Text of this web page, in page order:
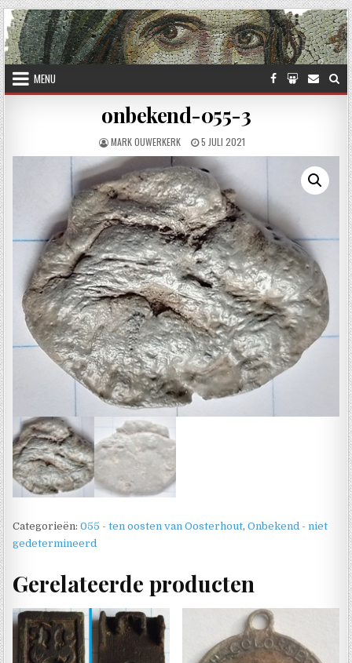
Skip to content
MENU
onbekend-055-3
AUTHOR:
MARK OUWERKERK PUBLISHED DATE:
5 JULI 2021
Categorieën:055 - ten oosten van Oosterhout,Onbekend - niet
gedetermineerd
Gerelateerde producten